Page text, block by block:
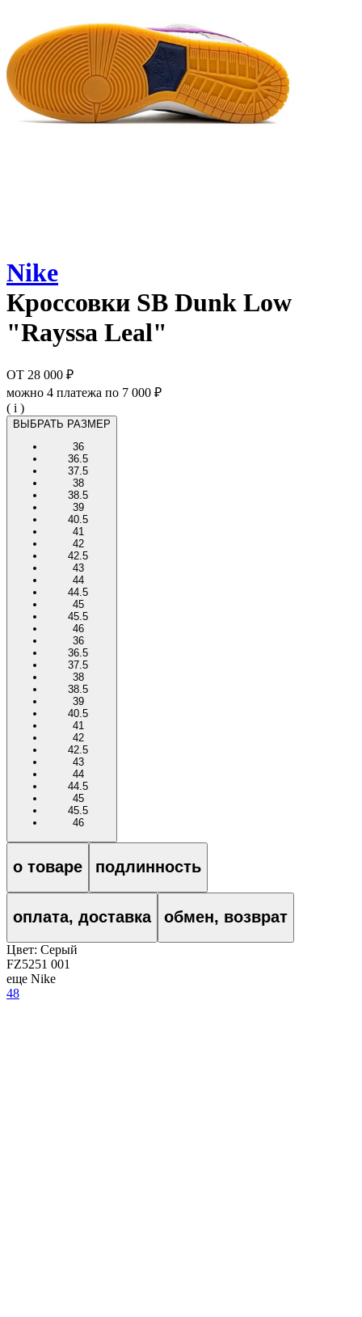
Nike
Кроссовки SB Dunk Low
"Rayssa Leal"
ОТ 28 000 ₽
можно 4 платежа по 7 000 ₽
( i )
ВЫБРАТЬ РАЗМЕР
36
36.5
37.5
38
38.5
39
40.5
41
42
42.5
43
44
44.5
45
45.5
46
36
36.5
37.5
38
38.5
39
40.5
41
42
42.5
43
44
44.5
45
45.5
46
о товаре подлинность
оплата, доставка обмен, возврат
Цвет: Серый
FZ5251 001
еще Nike
48